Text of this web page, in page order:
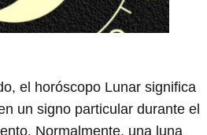
el horóscopo Lunar significa
un signo particular durante el
Normalmente, una luna